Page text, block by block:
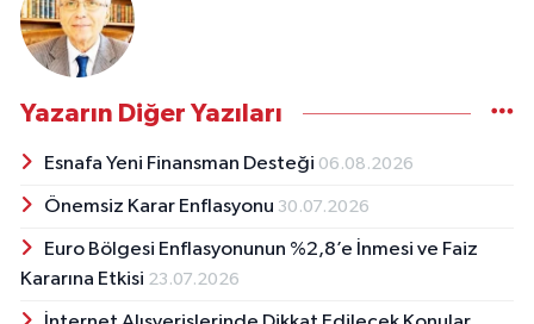
Yazarın Diğer Yazıları
Esnafa Yeni Finansman Desteği 06.08.2026
Önemsiz Karar Enflasyonu 30.07.2026
Euro Bölgesi Enflasyonunun %2,8’e İnmesi ve Faiz
Kararına Etkisi 23.07.2026